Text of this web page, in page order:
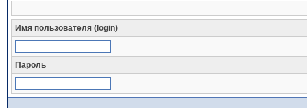
Имя пользователя (login)
Пароль